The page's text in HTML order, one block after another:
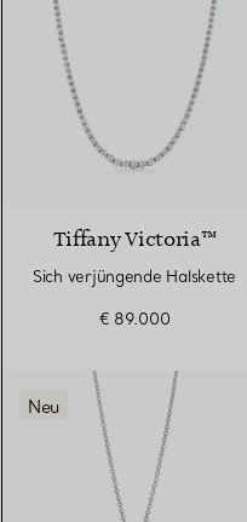
Tiffany Victoria™
Sich verjüngende Halskette
€ 89.000
Neu